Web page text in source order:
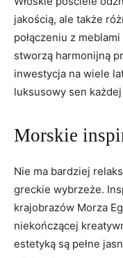
jakością, ale także
połączeniu z
stworzą harmonijną
inwestycja na wiele
luksusowy sen‍ każdej
Morskie
Nie ma bardziej
‍greckie wybrzeże.
krajobrazów Morza⁣
niekończącej‌
estetyką są pełne